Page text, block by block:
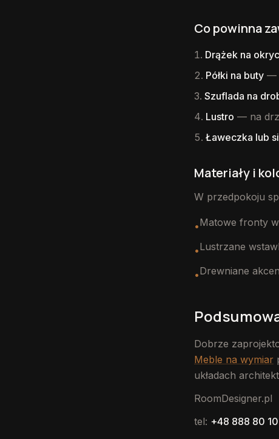
Co powinna
Drążek na
Półki na buty —
Szuflada na
Lustro — na
Ławeczka lub
Materiały i
W przedpokoju
•Matowe fronty
•Lustrzane
•Drewniane
Dobrze
Meble na wymiar
układach
RoomDesigner.pl
tel: +48 888 80